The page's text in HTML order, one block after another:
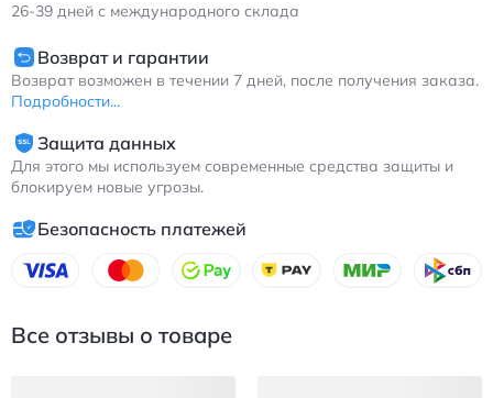
26-39 дней с международного склада
Возврат и гарантии
Возврат возможен в течении 7 дней, после получения заказа.
Подробности...
Защита данных
Для этого мы используем современные средства защиты и
блокируем новые угрозы.
Безопасность платежей
Все отзывы о товаре